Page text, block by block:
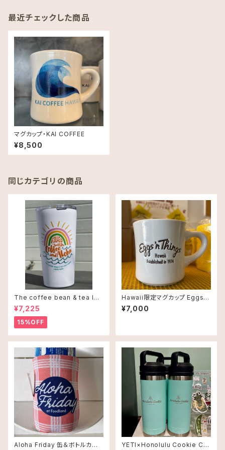
最近チェックした商品
マグカップ・KAI COFFEE
¥8,500
同じカテゴリの商品
The coffee bean & tea lea
f タンブラー 16oz(473ml)・C
offee and Alohaオレンジ
¥7,225
15%OFF
Hawaii限定マグカップ Eggs'n
Things【エッグスンシングス】
¥7,000
Aloha Friday 缶＆ボトルカバ
YETI×Honolulu Cookie Co